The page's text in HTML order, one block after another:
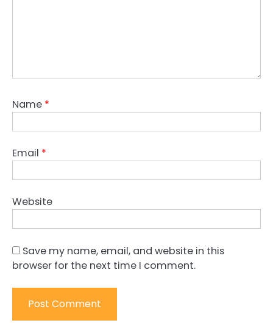
Name *
Email *
Website
Save my name, email, and website in this
browser for the next time I comment.